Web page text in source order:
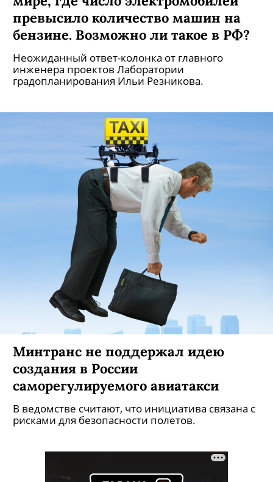
мире, где число электромобилей
превысило количество машин на
бензине. Возможно ли такое в РФ?
Неожиданный ответ-колонка от главного
инженера проектов Лаборатории
Минтранс не поддержал идею
создания в России
саморегулируемого авиатакси
В ведомстве считают, что инициатива связана с